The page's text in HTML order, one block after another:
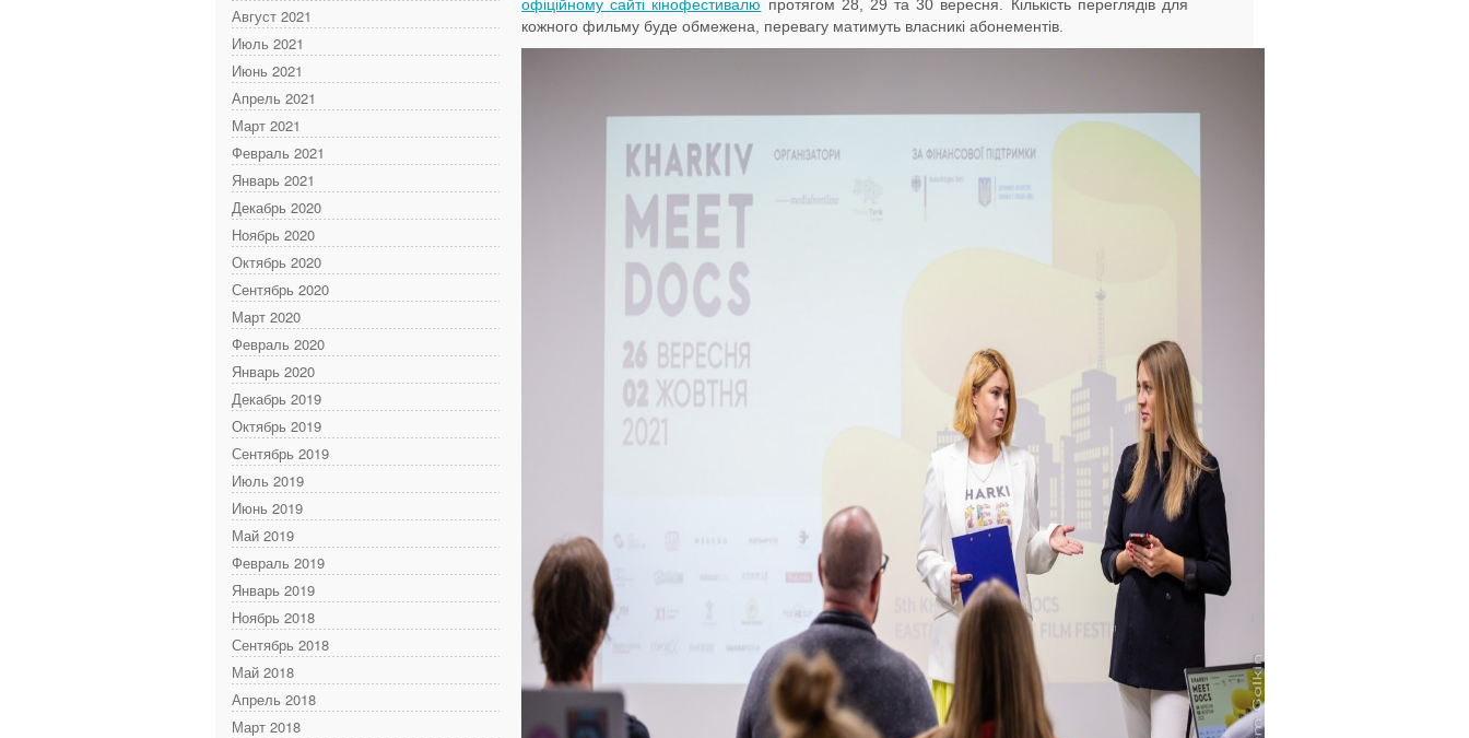
Август 2021
Июль 2021
Июнь 2021
Апрель 2021
Март 2021
Февраль 2021
Январь 2021
Декабрь 2020
Ноябрь 2020
Октябрь 2020
Сентябрь 2020
Март 2020
Февраль 2020
Январь 2020
Декабрь 2019
Октябрь 2019
Сентябрь 2019
Июль 2019
Июнь 2019
Май 2019
Февраль 2019
Январь 2019
Ноябрь 2018
Сентябрь 2018
Май 2018
Апрель 2018
Март 2018
офіційному сайті кінофестивалю протягом 28, 29 та 30 вересня. Кількість переглядів для
кожного фильму буде обмежена, перевагу матимуть власникі абонементів.